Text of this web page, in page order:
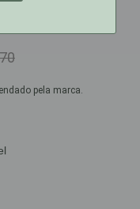
pela marca.